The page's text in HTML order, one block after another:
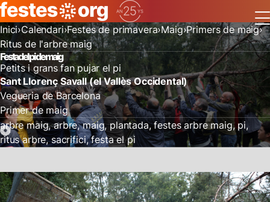
Inici Calendari Festes de primavera Maig Primers de maig
Ritus de l'arbre maig
Festa del pi de maig
Petits i grans fan pujar el pi
Sant Llorenç Savall (el Vallès Occidental)
Vegueria de Barcelona
Primer de maig
arbre maig arbre maig plantada festes arbre maig pi
ritus arbre sacrifici festa el pi